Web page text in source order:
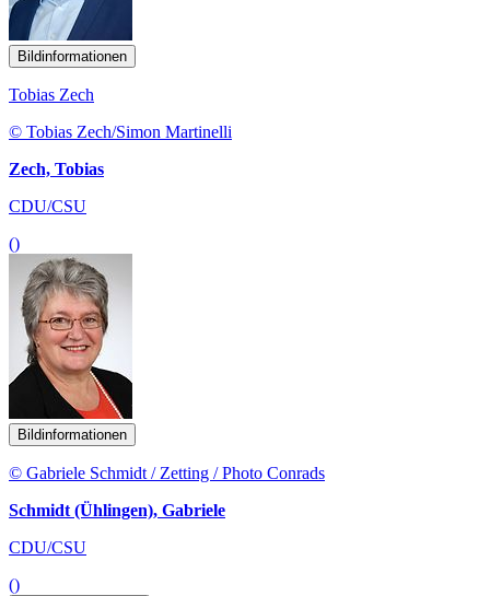
Bildinformationen
Tobias Zech
© Tobias Zech/Simon Martinelli
Zech, Tobias
CDU/CSU
()
Bildinformationen
© Gabriele Schmidt / Zetting / Photo Conrads
Schmidt (Ühlingen), Gabriele
CDU/CSU
()